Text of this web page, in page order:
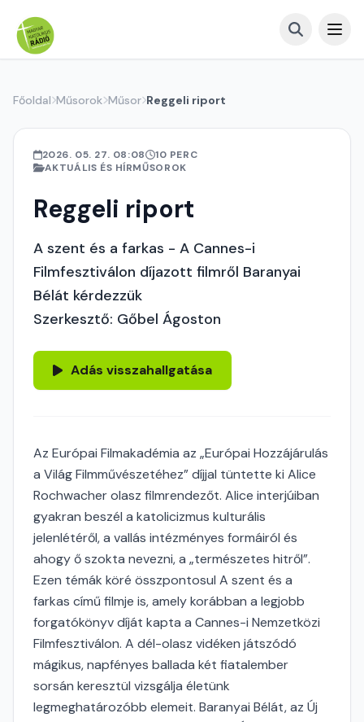
Főoldal Műsorok Műsor Reggeli riport
2026. 05. 27. 08:08
10 PERC
AKTUÁLIS ÉS HÍRMŰSOROK
Reggeli riport
A szent és a farkas - A Cannes-i
Filmfesztiválon díjazott filmről Baranyai
Bélát kérdezzük
Szerkesztő: Gőbel Ágoston
Adás visszahallgatása
Az Európai Filmakadémia az „Európai Hozzájárulás
a Világ Filmművészetéhez” díjjal tüntette ki Alice
Rochwacher olasz filmrendezőt. Alice interjúiban
gyakran beszél a katolicizmus kulturális
jelenlétéről, a vallás intézményes formáiról és
ahogy ő szokta nevezni, a „természetes hitről”.
Ezen témák köré összpontosul A szent és a
farkas című filmje is, amely korábban a legjobb
forgatókönyv díját kapta a Cannes-i Nemzetközi
Filmfesztiválon. A dél-olasz vidéken játszódó
mágikus, napfényes ballada két fiatalember
sorsán keresztül vizsgálja életünk
legmeghatározóbb elemeit. Baranyai Bélát, az Új